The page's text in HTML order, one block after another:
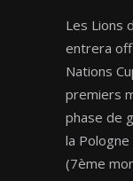
Les Lions
entrera
Nations
premiers
phase de
la
(7ème